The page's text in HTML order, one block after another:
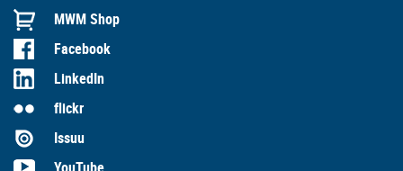
MWM Shop
Facebook
LinkedIn
flickr
Issuu